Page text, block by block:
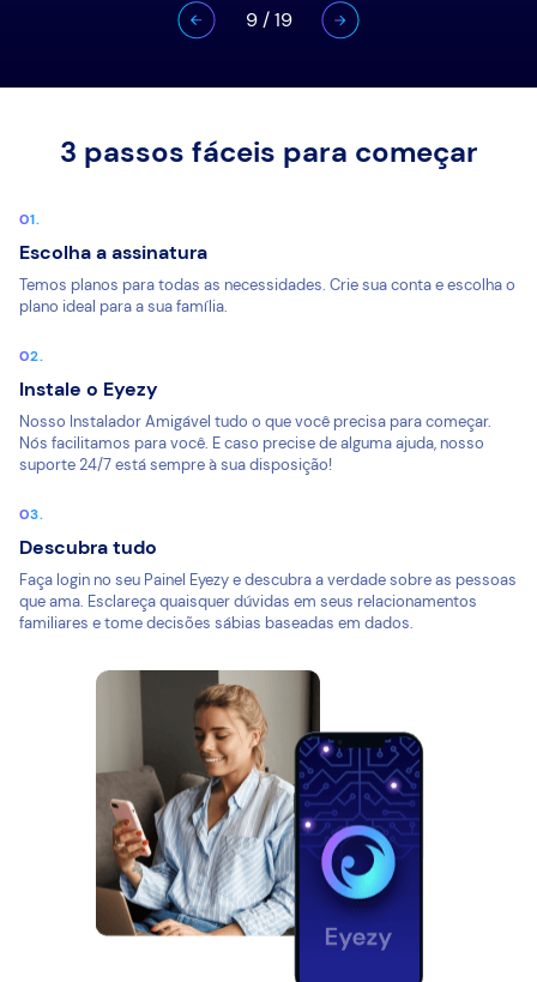
9/19
3 passos fáceis para começar
Escolha a assinatura
Temos planos para todas as necessidades. Crie sua conta e escolha o
plano ideal para a sua família.
Instale o Eyezy
Nosso Instalador Amigável tudo o que você precisa para começar.
Nós facilitamos para você. E caso precise de alguma ajuda, nosso
suporte 24/7 está sempre à sua disposição!
Descubra tudo
Faça login no seu Painel Eyezy e descubra a verdade sobre as pessoas
que ama. Esclareça quaisquer dúvidas em seus relacionamentos
familiares e tome decisões sábias baseadas em dados.